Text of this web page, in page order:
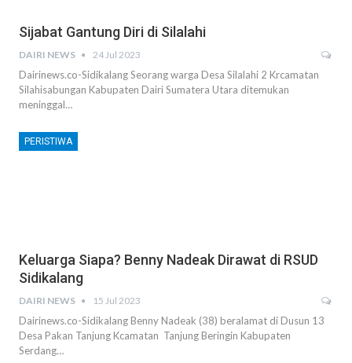
Sijabat Gantung Diri di Silalahi
DAIRI NEWS 24 Jul 2023
Dairinews.co-Sidikalang Seorang warga Desa Silalahi 2 Krcamatan
Silahisabungan Kabupaten Dairi Sumatera Utara ditemukan
meninggal…
PERISTIWA
Keluarga Siapa? Benny Nadeak Dirawat di RSUD
Sidikalang
DAIRI NEWS 15 Jul 2023
Dairinews.co-Sidikalang Benny Nadeak (38) beralamat di Dusun 13
Desa Pakan Tanjung Kcamatan Tanjung Beringin Kabupaten
Serdang…